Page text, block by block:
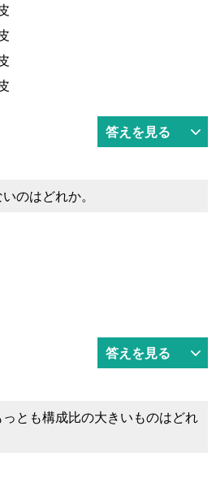
答えを見る
のはどれか。
答えを見る
とも構成比の大きいものはどれ